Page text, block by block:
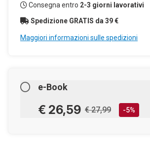
Consegna entro 2-3 giorni lavorativi
Spedizione GRATIS da 39 €
Maggiori informazioni sulle spedizioni
e-Book
€ 26,59 € 27,99 -5%